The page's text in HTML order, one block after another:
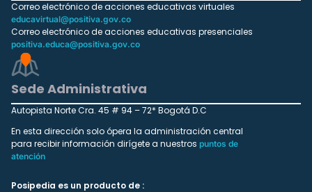
Correo electrónico de acciones educativas virtuales
educavirtual@positiva.gov.co
Correo electrónico de acciones educativas presenciales
positiva.educa@positiva.gov.co
Sede Administrativa
Autopista Norte Cra. 45 # 94 – 72* Bogotá D.C
En esta dirección solo ópera la administración central
para recibir información dirígete a nuestros puntos de
atención
Posipedia es un producto de :